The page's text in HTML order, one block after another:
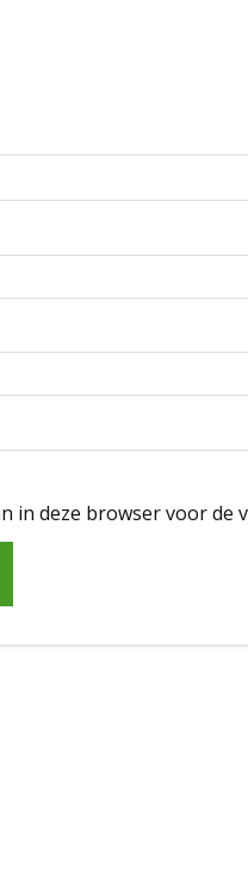
in deze browser voor de